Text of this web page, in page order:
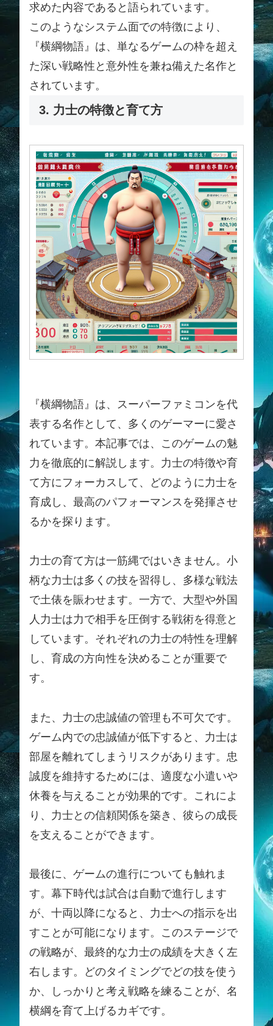
求めた内容であると語られています。
このようなシステム面での特徴により、
『横綱物語』は、単なるゲームの枠を超え
た深い戦略性と意外性を兼ね備えた名作と
されています。
3. 力士の特徴と育て方
『横綱物語』は、スーパーファミコンを代
表する名作として、多くのゲーマーに愛さ
れています。本記事では、このゲームの魅
力を徹底的に解説します。力士の特徴や育
て方にフォーカスして、どのように力士を
育成し、最高のパフォーマンスを発揮させ
るかを探ります。
力士の育て方は一筋縄ではいきません。小
柄な力士は多くの技を習得し、多様な戦法
で土俵を賑わせます。一方で、大型や外国
人力士は力で相手を圧倒する戦術を得意と
しています。それぞれの力士の特性を理解
し、育成の方向性を決めることが重要で
す。
また、力士の忠誠値の管理も不可欠です。
ゲーム内での忠誠値が低下すると、力士は
部屋を離れてしまうリスクがあります。忠
誠度を維持するためには、適度な小遣いや
休養を与えることが効果的です。これによ
り、力士との信頼関係を築き、彼らの成長
を支えることができます。
最後に、ゲームの進行についても触れま
す。幕下時代は試合は自動で進行します
が、十両以降になると、力士への指示を出
すことが可能になります。このステージで
の戦略が、最終的な力士の成績を大きく左
右します。どのタイミングでどの技を使う
か、しっかりと考え戦略を練ることが、名
横綱を育て上げるカギです。